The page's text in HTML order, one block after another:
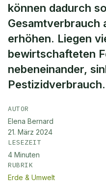
können dadurch
Gesamtverbrauch
erhöhen. Liegen
bewirtschafteten
nebeneinander,
Pestizidverbrauch.
AUTOR
Elena Bernard
21. März 2024
LESEZEIT
4 Minuten
RUBRIK
Erde & Umwelt